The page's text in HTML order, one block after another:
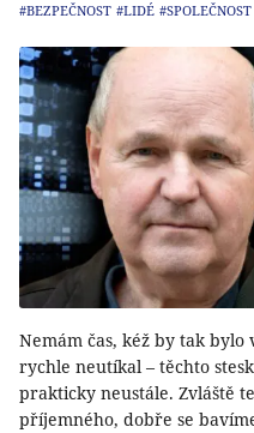
#BEZPEČNOST #LIDÉ #SPOLEČNOST
Nemám čas, kéž by tak bylo
rychle neutíkal – těchto
prakticky neustále. Zvláště
příjemného, dobře se